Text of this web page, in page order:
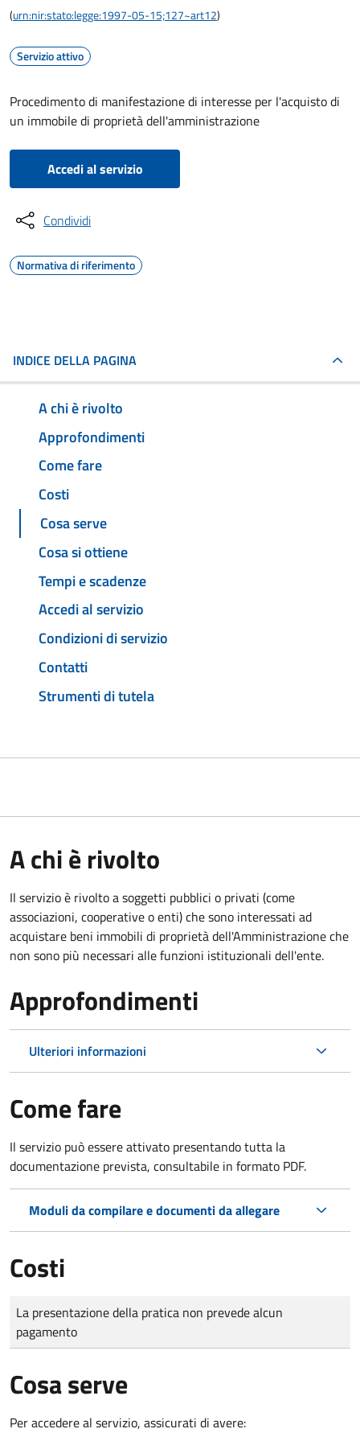
(urn:nir:stato:legge:1997-05-15;127~art12)
Servizio attivo
Procedimento di manifestazione di interesse per l'acquisto di
un immobile di proprietà dell'amministrazione
Accedi al servizio
Condividi
Normativa di riferimento
INDICE DELLA PAGINA
A chi è rivolto
Approfondimenti
Come fare
Costi
Cosa serve
Cosa si ottiene
Tempi e scadenze
Accedi al servizio
Condizioni di servizio
Contatti
Strumenti di tutela
A chi è rivolto
Il servizio è rivolto a soggetti pubblici o privati (come
associazioni, cooperative o enti) che sono interessati ad
acquistare beni immobili di proprietà dell'Amministrazione che
non sono più necessari alle funzioni istituzionali dell'ente.
Approfondimenti
Ulteriori informazioni
Come fare
Il servizio può essere attivato presentando tutta la
documentazione prevista, consultabile in formato PDF.
Moduli da compilare e documenti da allegare
Costi
Tipo di pagamento
Importo
La presentazione della pratica non prevede alcun
pagamento
Cosa serve
Per accedere al servizio, assicurati di avere: